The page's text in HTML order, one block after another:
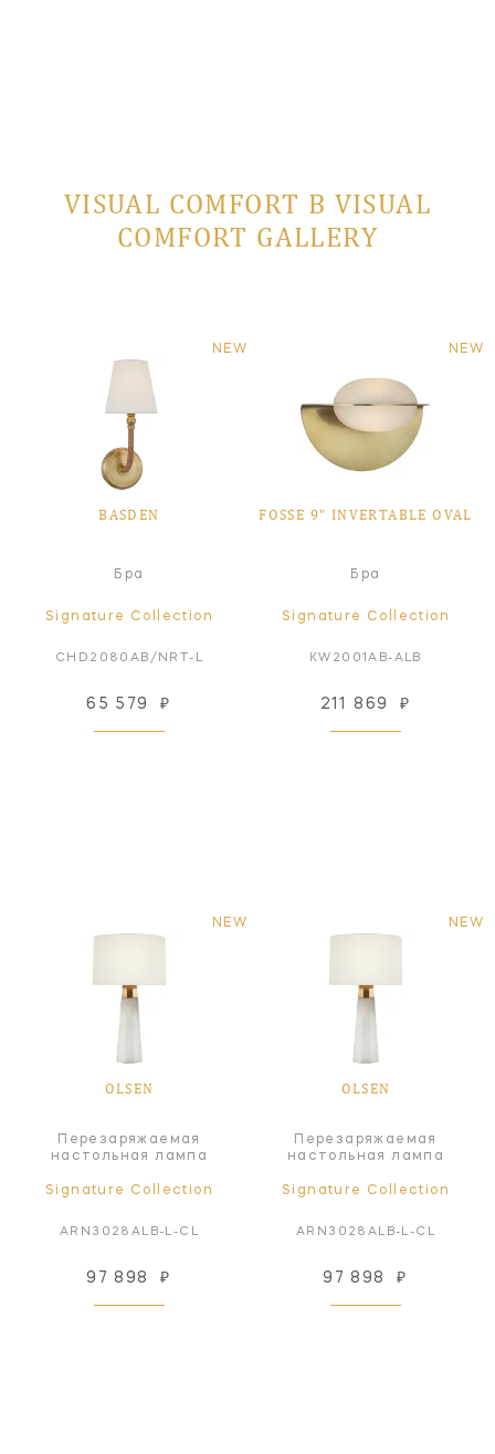
VISUAL COMFORT В VISUAL
COMFORT GALLERY
NEW
BASDEN
Бра
Signature Collection
CHD2080AB/NRT-L
65 579 ₽
NEW
FOSSE 9" INVERTABLE OVAL
Бра
Signature Collection
KW2001AB-ALB
211 869 ₽
NEW
OLSEN
Перезаряжаемая
настольная лампа
Signature Collection
ARN3028ALB-L-CL
97 898 ₽
NEW
OLSEN
Перезаряжаемая
настольная лампа
Signature Collection
ARN3028ALB-L-CL
97 898 ₽